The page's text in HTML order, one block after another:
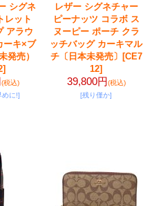
シグネ
レット
アラウ
ーキ×ブ
発売）
(税込)
めに!]
レザー シグネチャー
ピーナッツ コラボ ス
ヌーピー ポーチ クラ
ッチバッグ カーキマル
チ〔日本未発売〕 [CE7
12]
39,800円(税込)
[残り僅か]